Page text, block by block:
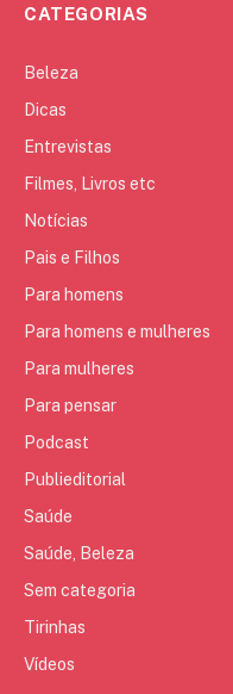
CATEGORIAS
Beleza
Dicas
Entrevistas
Filmes, Livros etc
Notícias
Pais e Filhos
Para homens
Para homens e mulheres
Para mulheres
Para pensar
Podcast
Publieditorial
Saúde
Saúde, Beleza
Sem categoria
Tirinhas
Vídeos